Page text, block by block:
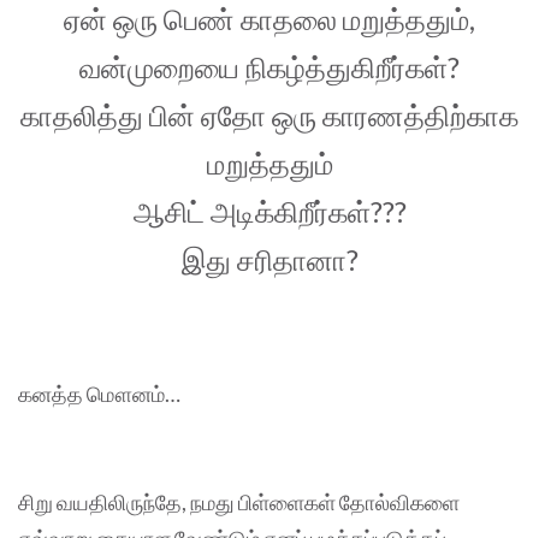
ஏன் ஒரு பெண் காதலை மறுத்ததும்,
வன்முறையை நிகழ்த்துகிறீர்கள்?
காதலித்து பின் ஏதோ ஒரு காரணத்திற்காக
மறுத்ததும்
ஆசிட் அடிக்கிறீர்கள்???
இது சரிதானா?
கனத்த மௌனம்…
சிறு வயதிலிருந்தே, நமது பிள்ளைகள் தோல்விகளை